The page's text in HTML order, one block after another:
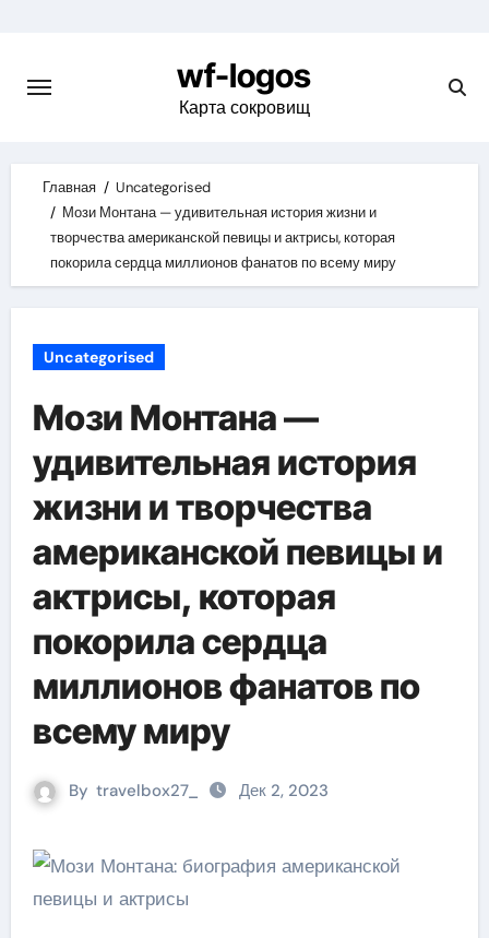
content
wf-logos
Карта сокровищ
Главная
Uncategorised
Мози Монтана — удивительная история жизни и
творчества американской певицы и актрисы, которая
покорила сердца миллионов фанатов по всему миру
Uncategorised
Мози Монтана —
удивительная история
жизни и творчества
американской певицы и
актрисы, которая
покорила сердца
миллионов фанатов по
всему миру
By travelbox27_ Дек 2, 2023